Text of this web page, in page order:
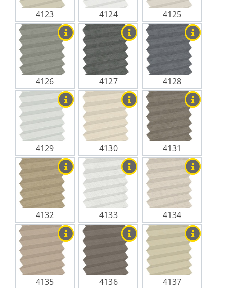
4123 4124 4125
4126 4127 4128
4129 4130 4131
4132 4133 4134
4135 4136 4137